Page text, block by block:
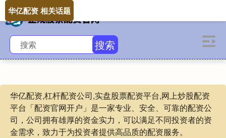
搜索
华亿配资,杠杆配资公司,实盘股票配资平台,网上炒股配资
平台「配资官网开户」是一家专业、安全、可靠的配资公
司，公司拥有雄厚的资金实力，可以满足不同投资者的资
金需求，致力于为投资者提供高品质的配资服务。
华亿配资 相关话题